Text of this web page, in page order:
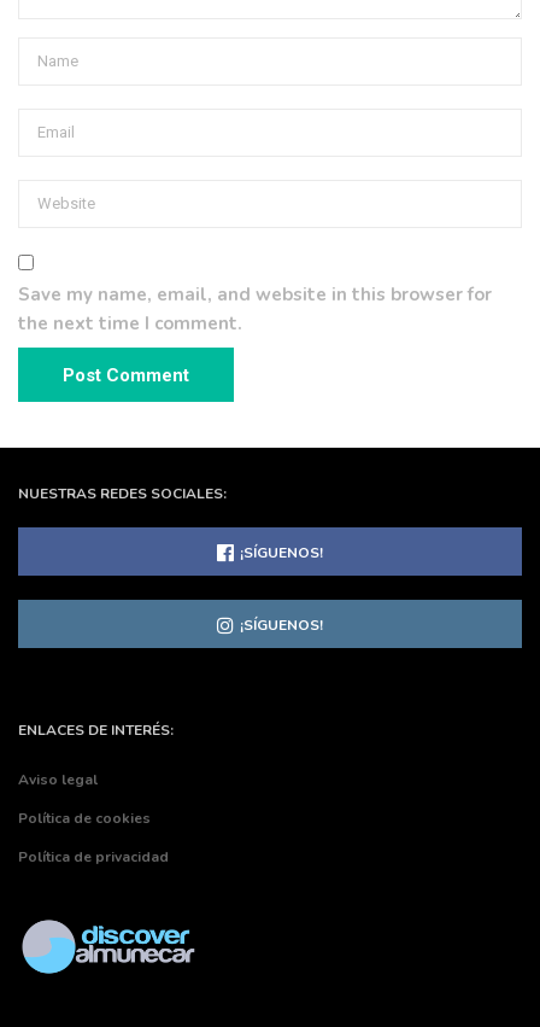
Save my name, email, and website in this browser for
the next time I comment.
NUESTRAS REDES SOCIALES:
¡SÍGUENOS!
¡SÍGUENOS!
ENLACES DE INTERÉS:
Aviso legal
Política de cookies
Política de privacidad